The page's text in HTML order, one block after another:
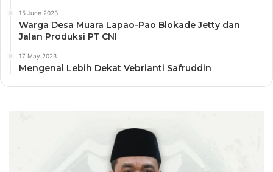
15 June 2023
Warga Desa Muara Lapao-Pao Blokade Jetty dan
Jalan Produksi PT CNI
17 May 2023
Mengenal Lebih Dekat Vebrianti Safruddin